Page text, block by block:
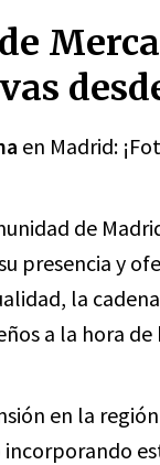
en Madrid:
de
presencia y
la
a la hora de
en la
incorporando